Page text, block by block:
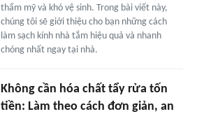
thẩm mỹ và khó vệ sinh. Trong bài viết này,
chúng tôi sẽ giới thiệu cho bạn những cách
làm sạch kính nhà tắm hiệu quả và nhanh
chóng nhất ngay tại nhà.
Không cần hóa chất tẩy rửa tốn
tiền: Làm theo cách đơn giản, an